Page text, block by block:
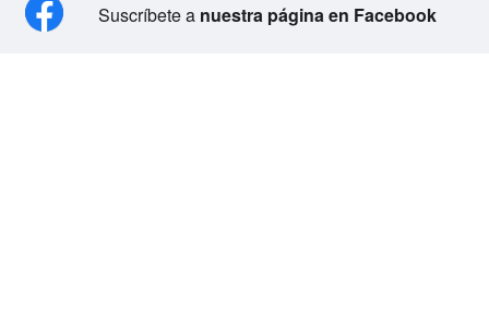
Suscríbete a nuestra página en Facebook